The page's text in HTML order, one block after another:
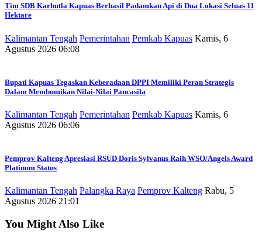
Tim SDB Karhutla Kapuas Berhasil Padamkan Api di Dua Lokasi Seluas 11
Hektare
Kalimantan Tengah Pemerintahan Pemkab Kapuas Kamis, 6
Agustus 2026 06:08
Bupati Kapuas Tegaskan Keberadaan DPPI Memiliki Peran Strategis
Dalam Membumikan Nilai-Nilai Pancasila
Kalimantan Tengah Pemerintahan Pemkab Kapuas Kamis, 6
Agustus 2026 06:06
Pemprov Kalteng Apresiasi RSUD Doris Sylvanus Raih WSO/Angels Award
Platinum Status
Kalimantan Tengah Palangka Raya Pemprov Kalteng Rabu, 5
Agustus 2026 21:01
You Might Also Like